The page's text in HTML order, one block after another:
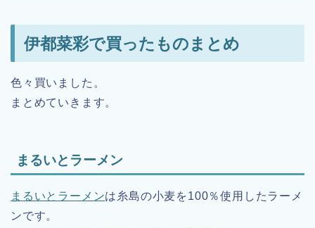
伊都菜彩で買ったものまとめ
色々買いました。
まとめていきます。
まるいとラーメン
まるいとラーメンは糸島の小麦を100％使用したラーメ
ンです。